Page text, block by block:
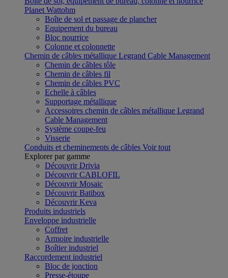
Planet Wattohm
Boîte de sol et passage de plancher
Equipement du bureau
Bloc nourrice
Colonne et colonnette
Chemin de câbles métallique Legrand Cable Management
Chemin de câbles tôle
Chemin de câbles fil
Chemin de câbles PVC
Echelle à câbles
Supportage métallique
Accessoires chemin de câbles métallique Legrand
Cable Management
Système coupe-feu
Visserie
Conduits et cheminements de câbles Voir tout
Explorer par gamme
Découvrir Drivia
Découvrir CABLOFIL
Découvrir Mosaic
Découvrir Batibox
Découvrir Keva
Produits industriels
Enveloppe industrielle
Coffret
Armoire industrielle
Boîtier industriel
Raccordement industriel
Bloc de jonction
Presse-étoupe